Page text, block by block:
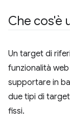
Che cos'è
Un target di
funzionalità
supportare in
due tipi di
fissi.